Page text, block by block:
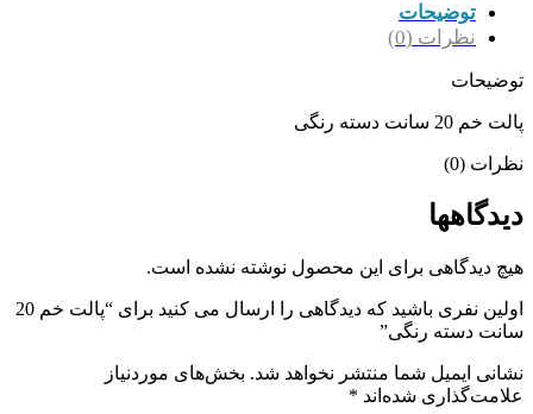
توضیحات
نظرات (0)
توضیحات
پالت خم 20 سانت دسته رنگی
نظرات (0)
دیدگاهها
هیچ دیدگاهی برای این محصول نوشته نشده است.
اولین نفری باشید که دیدگاهی را ارسال می کنید برای “پالت خم 20
سانت دسته رنگی”
نشانی ایمیل شما منتشر نخواهد شد. بخش‌های موردنیاز
علامت‌گذاری شده‌اند *